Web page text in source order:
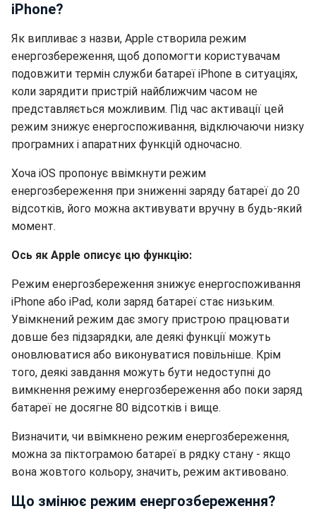
iPhone?
Як випливає з назви, Apple створила режим
енергозбереження, щоб допомогти користувачам
подовжити термін служби батареї iPhone в ситуаціях,
коли зарядити пристрій найближчим часом не
представляється можливим. Під час активації цей
режим знижує енергоспоживання, відключаючи низку
програмних і апаратних функцій одночасно.
Хоча iOS пропонує ввімкнути режим
енергозбереження при зниженні заряду батареї до 20
відсотків, його можна активувати вручну в будь-який
момент.
Ось як Apple описує цю функцію:
Режим енергозбереження знижує енергоспоживання
iPhone або iPad, коли заряд батареї стає низьким.
Увімкнений режим дає змогу пристрою працювати
довше без підзарядки, але деякі функції можуть
оновлюватися або виконуватися повільніше. Крім
того, деякі завдання можуть бути недоступні до
вимкнення режиму енергозбереження або поки заряд
батареї не досягне 80 відсотків і вище.
Визначити, чи ввімкнено режим енергозбереження,
можна за піктограмою батареї в рядку стану - якщо
вона жовтого кольору, значить, режим активовано.
Що змінює режим енергозбереження?